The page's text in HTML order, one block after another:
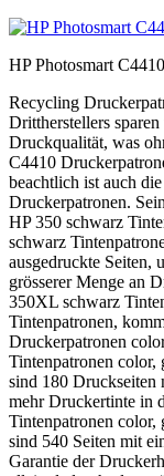
HP Photosmart
Recycling
Drittherstellers
Druckqualität, was
C4410
beachtlich ist auch
Druckerpatronen.
HP 350 schwarz
schwarz
ausgedruckte Seiten,
grösserer Menge an
350XL schwarz
Tintenpatronen,
Druckerpatronen
Tintenpatronen
sind 180 Druckseiten
mehr Druckertinte in
Tintenpatronen
sind 540 Seiten mit
Garantie der